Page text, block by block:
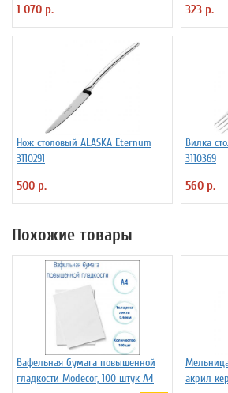
1 070 р. 323 р.
Нож столовый ALASKA Eternum
3110291
500 р.
Вилка
3110369
560 р.
Похожие товары
Вафельная бумага повышенной
гладкости Modecor, 100 штук А4
акрил